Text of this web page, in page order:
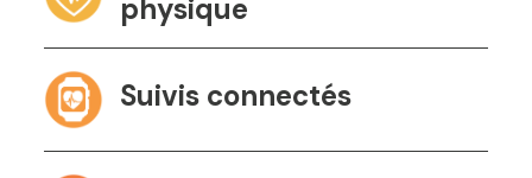
physique
Suivis connectés